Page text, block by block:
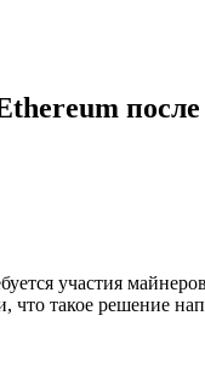
участия
такое решение